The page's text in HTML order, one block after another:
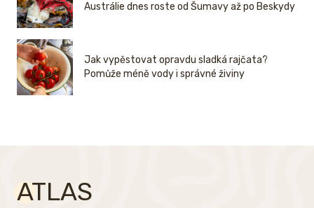
Austrálie dnes roste od Šumavy až po Beskydy
Jak vypěstovat opravdu sladká rajčata?
Pomůže méně vody i správné živiny
ATLAS